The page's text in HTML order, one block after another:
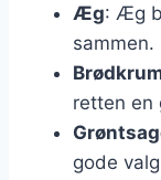
Æg: Æg
sammen.
retten en
gode